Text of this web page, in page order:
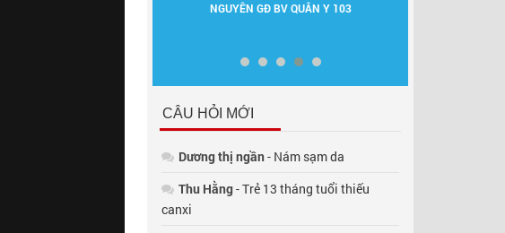
NGUYÊN GĐ BV QUÂN Y 103
CÂU HỎI MỚI
Dương thị ngần- Nám sạm da
Thu Hằng- Trẻ 13 tháng tuổi thiếu
canxi